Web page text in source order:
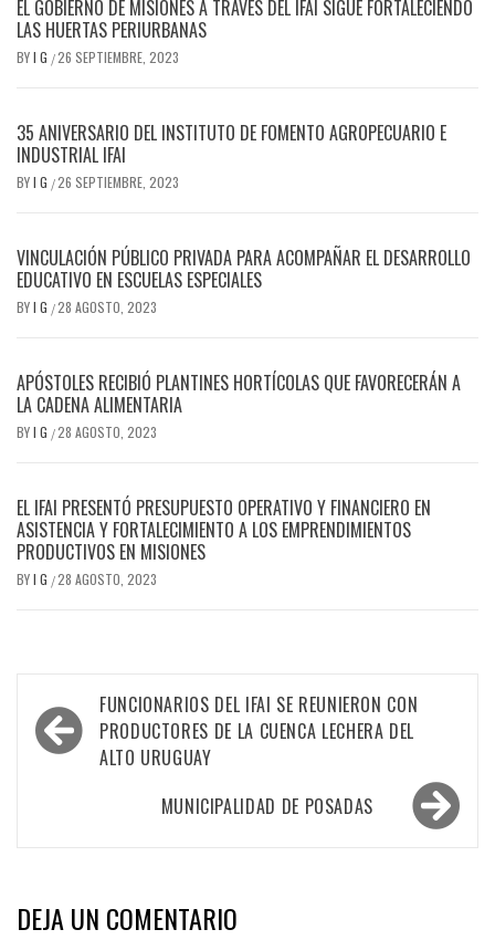
EL GOBIERNO DE MISIONES A TRAVÉS DEL IFAI SIGUE FORTALECIENDO
LAS HUERTAS PERIURBANAS
BYI G /26 SEPTIEMBRE, 2023
35 ANIVERSARIO DEL INSTITUTO DE FOMENTO AGROPECUARIO E
INDUSTRIAL IFAI
BYI G /26 SEPTIEMBRE, 2023
VINCULACIÓN PÚBLICO PRIVADA PARA ACOMPAÑAR EL DESARROLLO
EDUCATIVO EN ESCUELAS ESPECIALES
BYI G /28 AGOSTO, 2023
APÓSTOLES RECIBIÓ PLANTINES HORTÍCOLAS QUE FAVORECERÁN A
LA CADENA ALIMENTARIA
BYI G /28 AGOSTO, 2023
EL IFAI PRESENTÓ PRESUPUESTO OPERATIVO Y FINANCIERO EN
ASISTENCIA Y FORTALECIMIENTO A LOS EMPRENDIMIENTOS
PRODUCTIVOS EN MISIONES
BYI G /28 AGOSTO, 2023
Navegación
de
entradas
FUNCIONARIOS DEL IFAI SE REUNIERON CON
PRODUCTORES DE LA CUENCA LECHERA DEL
ALTO URUGUAY
MUNICIPALIDAD DE POSADAS
DEJA UN COMENTARIO